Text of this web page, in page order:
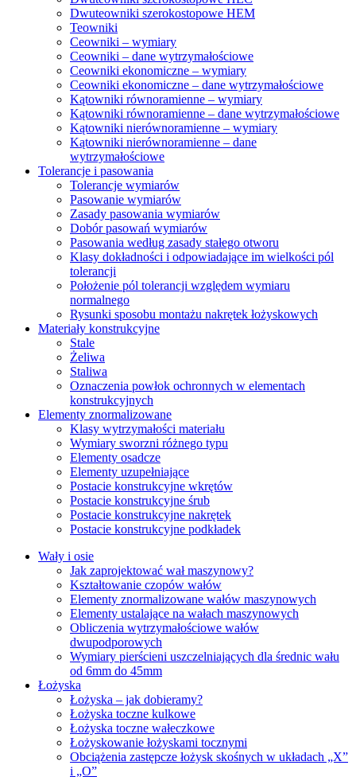
Dwuteowniki szerokostopowe HEM
Teowniki
Ceowniki – wymiary
Ceowniki – dane wytrzymałościowe
Ceowniki ekonomiczne – wymiary
Ceowniki ekonomiczne – dane wytrzymałościowe
Kątowniki równoramienne – wymiary
Kątowniki równoramienne – dane wytrzymałościowe
Kątowniki nierównoramienne – wymiary
Kątowniki nierównoramienne – dane
wytrzymałościowe
Tolerancje i pasowania
Tolerancje wymiarów
Pasowanie wymiarów
Zasady pasowania wymiarów
Dobór pasowań wymiarów
Pasowania według zasady stałego otworu
Klasy dokładności i odpowiadające im wielkości pól
tolerancji
Położenie pól tolerancji względem wymiaru
normalnego
Rysunki sposobu montażu nakrętek łożyskowych
Materiały konstrukcyjne
Stale
Żeliwa
Staliwa
Oznaczenia powłok ochronnych w elementach
konstrukcyjnych
Elementy znormalizowane
Klasy wytrzymałości materiału
Wymiary sworzni różnego typu
Elementy osadcze
Elementy uzupełniające
Postacie konstrukcyjne wkrętów
Postacie konstrukcyjne śrub
Postacie konstrukcyjne nakrętek
Postacie konstrukcyjne podkładek
Wały i osie
Jak zaprojektować wał maszynowy?
Kształtowanie czopów wałów
Elementy znormalizowane wałów maszynowych
Elementy ustalające na wałach maszynowych
Obliczenia wytrzymałościowe wałów
dwupodporowych
Wymiary pierścieni uszczelniających dla średnic wału
od 6mm do 45mm
Łożyska
Łożyska – jak dobieramy?
Łożyska toczne kulkowe
Łożyska toczne wałeczkowe
Łożyskowanie łożyskami tocznymi
Obciążenia zastępcze łożysk skośnych w układach „X”
i „O”